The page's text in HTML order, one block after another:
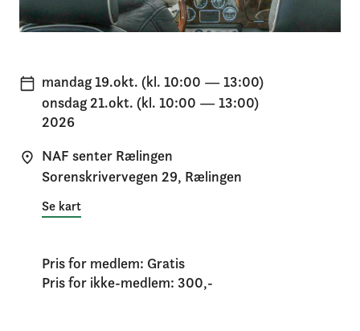
mandag 19.okt. (kl. 10:00 — 13:00)
onsdag 21.okt. (kl. 10:00 — 13:00)
2026
NAF senter Rælingen
Sorenskrivervegen 29, Rælingen
Se kart
Pris for medlem: Gratis
Pris for ikke-medlem: 300,-